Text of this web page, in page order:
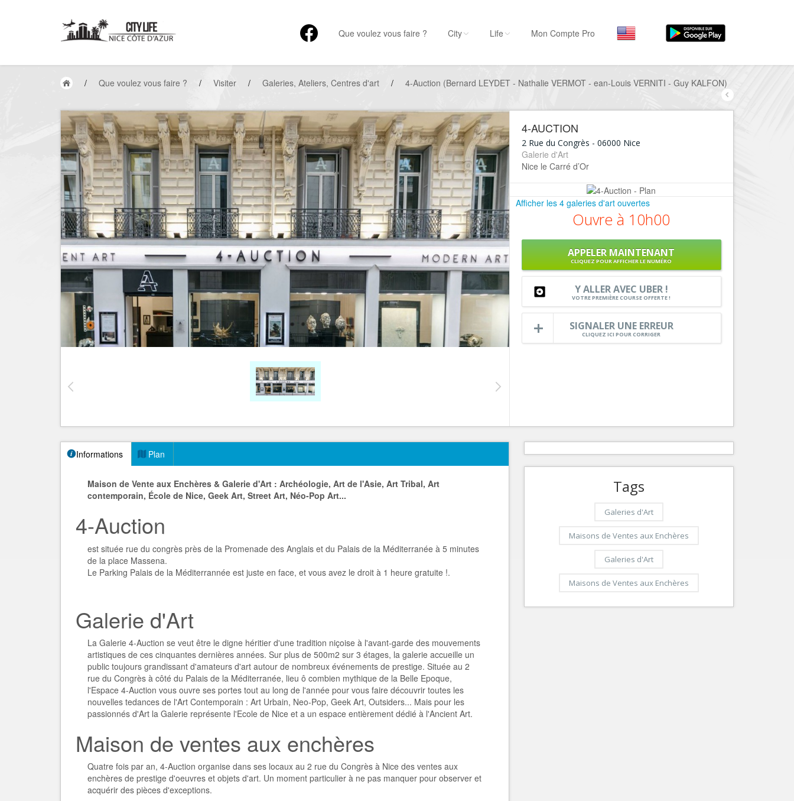
Que voulez vous faire ?
Par activité
Visiter
Restaurants, ...
Commerces
Mode, ...
Loisirs
Plages, sports, ...
Services
Tourisme, ...
Par quartiers
Nice la plaine du Var
Nice le Carré d’Or
City Life Mon Compte Pro
/ Que voulez vous faire ? / Visiter / Galeries, Ateliers, Centres d'art / 4-Auction (Bernard LEYDET - Nathalie VERMOT - ean-Louis VERNITI - Guy KALFON)
4-AUCTION
2 Rue du Congrès - 06000 Nice
Galerie d'Art
Nice le Carré d’Or
Afficher les 4 galeries d'art ouvertes
Ouvre à 10h00
APPELER MAINTENANT
CLIQUEZ POUR AFFICHER LE NUMÉRO
Y ALLER AVEC UBER !
VOTRE PREMIÈRE COURSE OFFERTE !
SIGNALER UNE ERREUR
CLIQUEZ ICI POUR CORRIGER
Informations Plan
Maison de Vente aux Enchères & Galerie d'Art : Archéologie, Art de l'Asie, Art Tribal, Art
contemporain, École de Nice, Geek Art, Street Art, Néo-Pop Art...
4-Auction
est située rue du congrès près de la Promenade des Anglais et du Palais de la Méditerranée à 5 minutes
de la place Massena.
Le Parking Palais de la Méditerrannée est juste en face, et vous avez le droit à 1 heure gratuite !.
Galerie d'Art
La Galerie 4-Auction se veut être le digne héritier d'une tradition niçoise à l'avant-garde des mouvements
artistiques de ces cinquantes dernières années. Sur plus de 500m2 sur 3 étages, la galerie accueille un
public toujours grandissant d'amateurs d'art autour de nombreux événements de prestige. Située au 2
rue du Congrès à côté du Palais de la Méditerranée, lieu ô combien mythique de la Belle Epoque,
l'Espace 4-Auction vous ouvre ses portes tout au long de l'année pour vous faire découvrir toutes les
nouvelles tedances de l'Art Contemporain : Art Urbain, Neo-Pop, Geek Art, Outsiders... Mais pour les
passionnés d'Art la Galerie représente l'Ecole de Nice et a un espace entièrement dédié à l'Ancient Art.
Maison de ventes aux enchères
Quatre fois par an, 4-Auction organise dans ses locaux au 2 rue du Congrès à Nice des ventes aux
enchères de prestige d'oeuvres et objets d'art. Un moment particulier à ne pas manquer pour observer et
acquérir des pièces d'exceptions.
Tags
Galeries d'Art
Maisons de Ventes aux Enchères
Galeries d'Art
Maisons de Ventes aux Enchères